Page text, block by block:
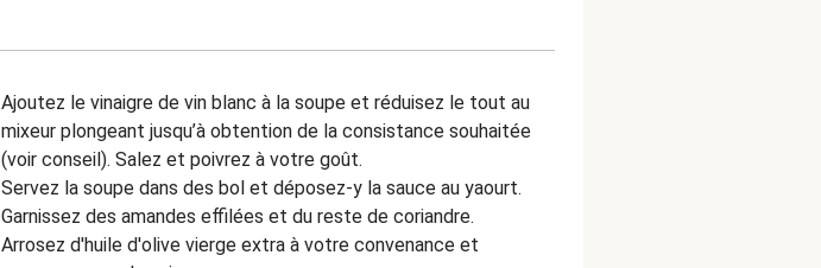
Ajoutez le vinaigre de vin blanc à la soupe et réduisez le tout au
mixeur plongeant jusqu’à obtention de la consistance souhaitée
(voir conseil). Salez et poivrez à votre goût.
Servez la soupe dans des bol et déposez-y la sauce au yaourt.
Garnissez des amandes effilées et du reste de coriandre.
Arrosez d'huile d'olive vierge extra à votre convenance et